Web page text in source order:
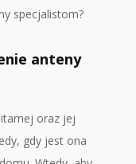
specjalistom?
anteny
oraz jej
gdy jest ona